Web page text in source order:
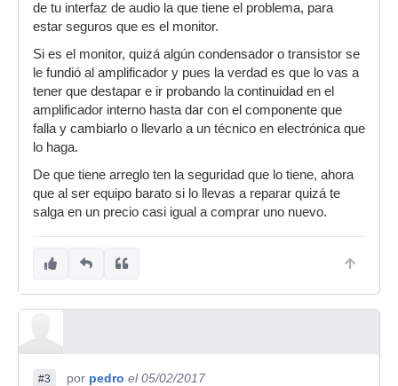
de tu interfaz de audio la que tiene el problema, para
estar seguros que es el monitor.
Si es el monitor, quizá algún condensador o transistor se
le fundió al amplificador y pues la verdad es que lo vas a
tener que destapar e ir probando la continuidad en el
amplificador interno hasta dar con el componente que
falla y cambiarlo o llevarlo a un técnico en electrónica que
lo haga.
De que tiene arreglo ten la seguridad que lo tiene, ahora
que al ser equipo barato si lo llevas a reparar quizá te
salga en un precio casi igual a comprar uno nuevo.
#3 por pedro el 05/02/2017